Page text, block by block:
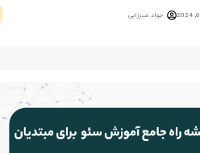
جواد میرزایی